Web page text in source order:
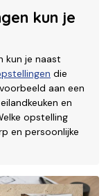
kun je
kun je naast
die
aan een
en
opstelling
en persoonlijke